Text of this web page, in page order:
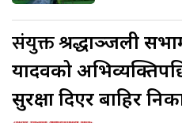
संयुक्तश्रद्धाञ्जली
यादवको
सुरक्षा दिएर बाहिर